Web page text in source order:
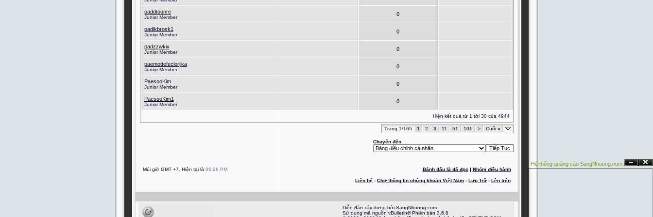
paddtounre
Junior Member
0
padikbrosk1
Junior Member
0
padzzwkiv
Junior Member
0
paemottefeclorijka
Junior Member
0
PaesooKim
Junior Member
0
PaesooKim1
Junior Member
0
Hiện kết quả từ 1 tới 30 của 4944
Trang 1/165 1 2 3 11 51 101 > Cuối »
Chuyển đến
Ẩn Đóng
Hệ thống quảng cáo SangNhuong.com;
Múi giờ GMT +7. Hiện tại là 05:28 PM Đánh dấu là đã đọc | Nhóm điều hành
Liên hệ - Chợ thông tin chứng khoán Việt Nam - Lưu Trữ- Lên trên
Diễn đàn xây dựng bởi SangNhuong.com
Sử dụng mã nguồn vBulletin® Phiên bản 3.6.8